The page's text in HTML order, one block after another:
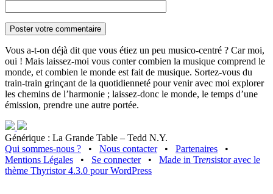
Vous a-t-on déjà dit que vous étiez un peu musico-centré ? Car moi,
oui ! Mais laissez-moi vous conter combien la musique comprend le
monde, et combien le monde est fait de musique. Sortez-vous du
train-train grinçant de la quotidienneté pour venir avec moi explorer
les chemins de l’harmonie ; laissez-donc le monde, le temps d’une
émission, prendre une autre portée.
Générique : La Grande Table – Tedd N.Y.
Qui sommes-nous ?
• Nous contacter • Partenaires
•
Mentions Légales
• Se connecter • Made in Trensistor avec le
thème Thyristor 4.3.0 pour WordPress